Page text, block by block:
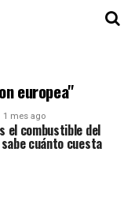
europea"
1 mes ago
el combustible del
cuánto cuesta